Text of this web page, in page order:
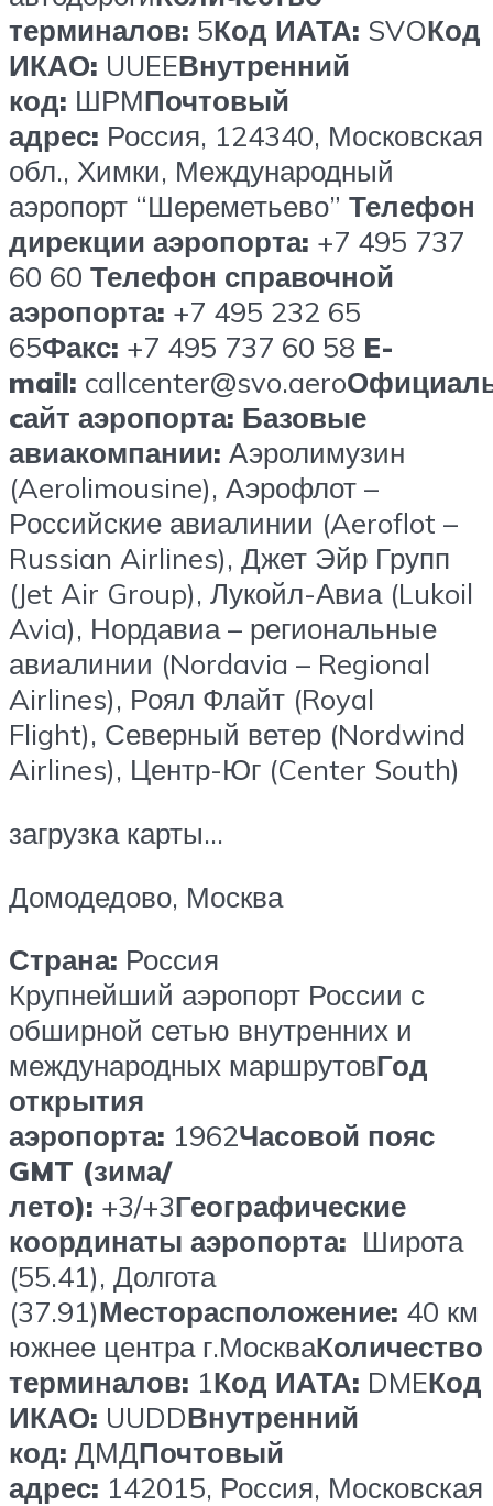
терминалов: 5Код ИАТА: SVOКод
ИКАО: UUEEВнутренний
код: ШРМПочтовый
адрес: Россия, 124340, Московская
обл., Химки, Международный
аэропорт “Шереметьево” Телефон
дирекции аэропорта: +7 495 737
60 60 Телефон справочной
аэропорта: +7 495 232 65
65Факс: +7 495 737 60 58 E-
mail: callcenter@svo.aero
cайт аэропорта: Базовые
авиакомпании: Аэролимузин
(Aerolimousine), Аэрофлот –
Российские авиалинии (Aeroflot –
Russian Airlines), Джет Эйр Групп
(Jet Air Group), Лукойл-Авиа (Lukoil
Avia), Нордавиа – региональные
авиалинии (Nordavia – Regional
Airlines), Роял Флайт (Royal
Flight), Северный ветер (Nordwind
Airlines), Центр-Юг (Center South)
загрузка карты…
Домодедово, Москва
Страна: Россия
Крупнейший аэропорт России с
обширной сетью внутренних и
международных маршрутовГод
открытия
аэропорта: 1962Часовой пояс
GMT (зима/
лето): +3/+3Географические
координаты аэропорта: Широта
(55.41), Долгота
(37.91)Месторасположение: 40 км
южнее центра г.МоскваКоличество
терминалов: 1Код ИАТА: DMEКод
ИКАО: UUDDВнутренний
код: ДМДПочтовый
адрес: 142015, Россия, Московская